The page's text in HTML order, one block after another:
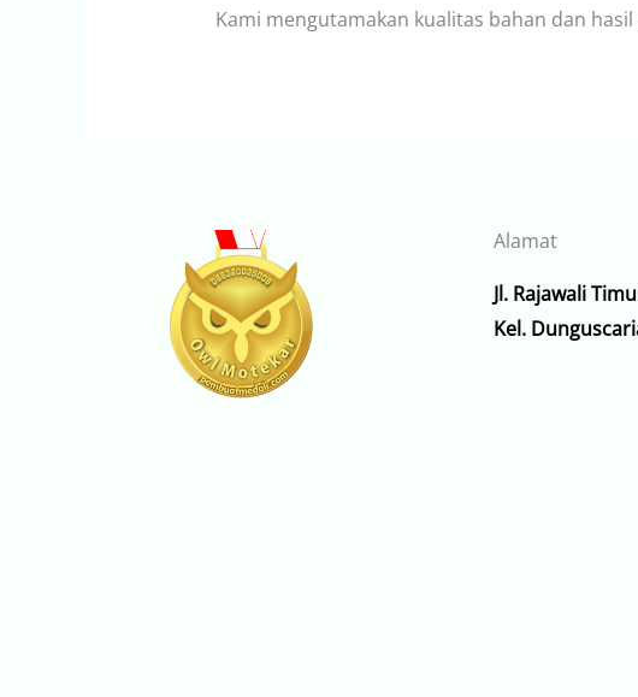
Kami mengutamakan kualitas bahan dan
Alamat
Jl. Rajawali
Kel.